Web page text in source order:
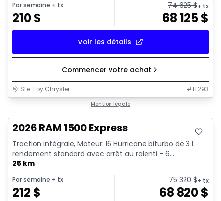
Par semaine + tx
210$
74 625$+ tx
68 125$
Voir les détails
Commencer votre achat
Ste-Foy Chrysler #1T293
Mention légale
2026 RAM 1500 Express
Traction intégrale, Moteur: I6 Hurricane biturbo de 3 L
rendement standard avec arrêt au ralenti - 6...
25 km
Par semaine + tx
212 $
75 320$+ tx
68 820$